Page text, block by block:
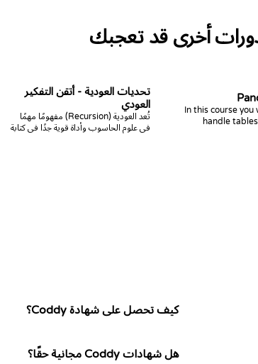
أخرى قد تعجبك
In this course
handle
تحديات العودية - أتقن التفكير
العودي
تُعد العودية (Recursion) مفهومًا مهمًا
في علوم الحاسوب وأداة قوية جدًا في كتابة
كيف تحصل على شهادة Coddy؟
هل شهادات Coddy مجانية حقًا؟